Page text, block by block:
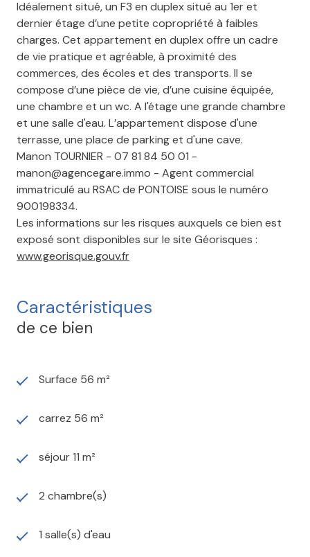
Idéalement situé, un F3 en duplex situé au 1er et
dernier étage d’une petite copropriété à faibles
charges. Cet appartement en duplex offre un cadre
de vie pratique et agréable, à proximité des
commerces, des écoles et des transports. Il se
compose d’une pièce de vie, d’une cuisine équipée,
une chambre et un wc. A l'étage une grande chambre
et une salle d'eau. L’appartement dispose d'une
terrasse, une place de parking et d'une cave.
Manon TOURNIER - 07 81 84 50 01 -
manon@agencegare.immo - Agent commercial
immatriculé au RSAC de PONTOISE sous le numéro
900198334.
Les informations sur les risques auxquels ce bien est
exposé sont disponibles sur le site Géorisques :
www.georisque.gouv.fr
Caractéristiques
de ce bien
Surface 56 m²
carrez 56 m²
séjour 11 m²
2 chambre(s)
1 salle(s) d'eau